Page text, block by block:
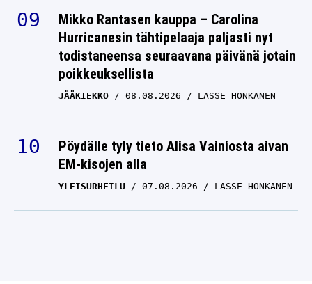
Mikko Rantasen kauppa – Carolina
Hurricanesin tähtipelaaja paljasti nyt
todistaneensa seuraavana päivänä jotain
poikkeuksellista
JÄÄKIEKKO 08.08.2026 LASSE HONKANEN
Pöydälle tyly tieto Alisa Vainiosta aivan
EM-kisojen alla
YLEISURHEILU 07.08.2026 LASSE HONKANEN